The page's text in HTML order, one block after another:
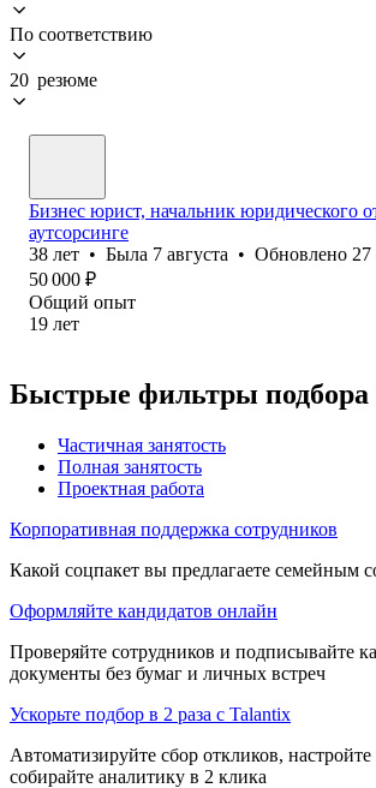
По соответствию
20 резюме
Бизнес юрист, начальник юридического
аутсорсинге
38 лет • Была 7 августа • Обновлено 27
50 000 ₽
Общий опыт
19 лет
Быстрые фильтры подбора
Частичная занятость
Полная занятость
Проектная работа
Корпоративная поддержка сотрудников
Какой соцпакет вы предлагаете семейным
Оформляйте кандидатов онлайн
Проверяйте сотрудников и подписывайте
документы без бумаг и личных встреч
Ускорьте подбор в 2 раза с Talantix
Автоматизируйте сбор откликов, настройте
собирайте аналитику в 2 клика